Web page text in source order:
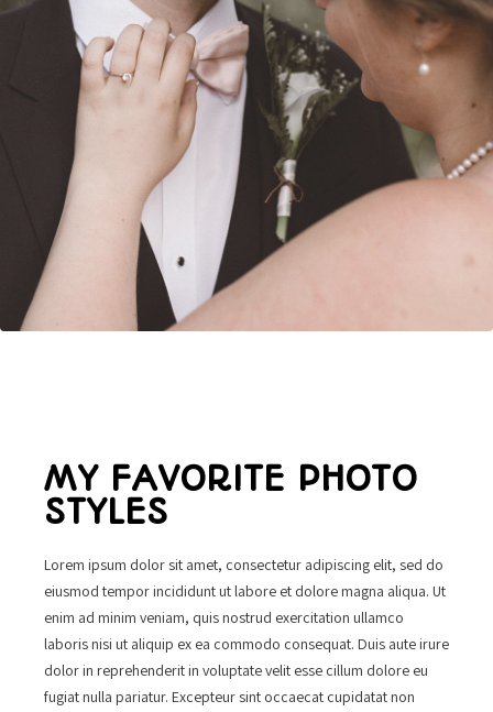
MY FAVORITE PHOTO
STYLES
Lorem ipsum dolor sit amet, consectetur adipiscing elit, sed do
eiusmod tempor incididunt ut labore et dolore magna aliqua. Ut
enim ad minim veniam, quis nostrud exercitation ullamco
laboris nisi ut aliquip ex ea commodo consequat. Duis aute irure
dolor in reprehenderit in voluptate velit esse cillum dolore eu
fugiat nulla pariatur. Excepteur sint occaecat cupidatat non